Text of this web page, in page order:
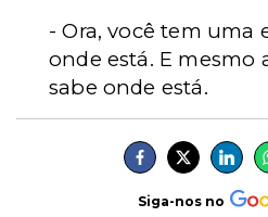
- Ora, você tem uma
onde está. E mesmo
sabe onde está.
Siga-nos no